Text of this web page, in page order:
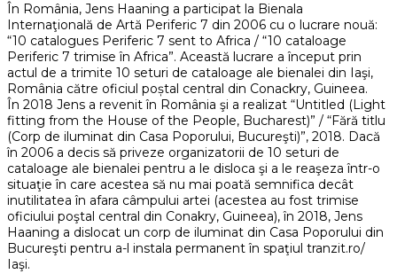
În România, Jens Haaning a participat la Bienala
Internaţională de Artă Periferic 7 din 2006 cu o lucrare nouă:
“10 catalogues Periferic 7 sent to Africa / “10 cataloage
Periferic 7 trimise în Africa”. Această lucrare a început prin
actul de a trimite 10 seturi de cataloage ale bienalei din Iaşi,
România către oficiul poștal central din Conackry, Guineea.
În 2018 Jens a revenit în România şi a realizat “Untitled (Light
fitting from the House of the People, Bucharest)” / “Fără titlu
(Corp de iluminat din Casa Poporului, Bucureşti)”, 2018. Dacă
în 2006 a decis să priveze organizatorii de 10 seturi de
cataloage ale bienalei pentru a le disloca şi a le reaşeza într-o
situaţie în care acestea să nu mai poată semnifica decât
inutilitatea în afara câmpului artei (acestea au fost trimise
oficiului poştal central din Conakry, Guineea), în 2018, Jens
Haaning a dislocat un corp de iluminat din Casa Poporului din
Bucureşti pentru a-l instala permanent în spaţiul tranzit.ro/
Iaşi.